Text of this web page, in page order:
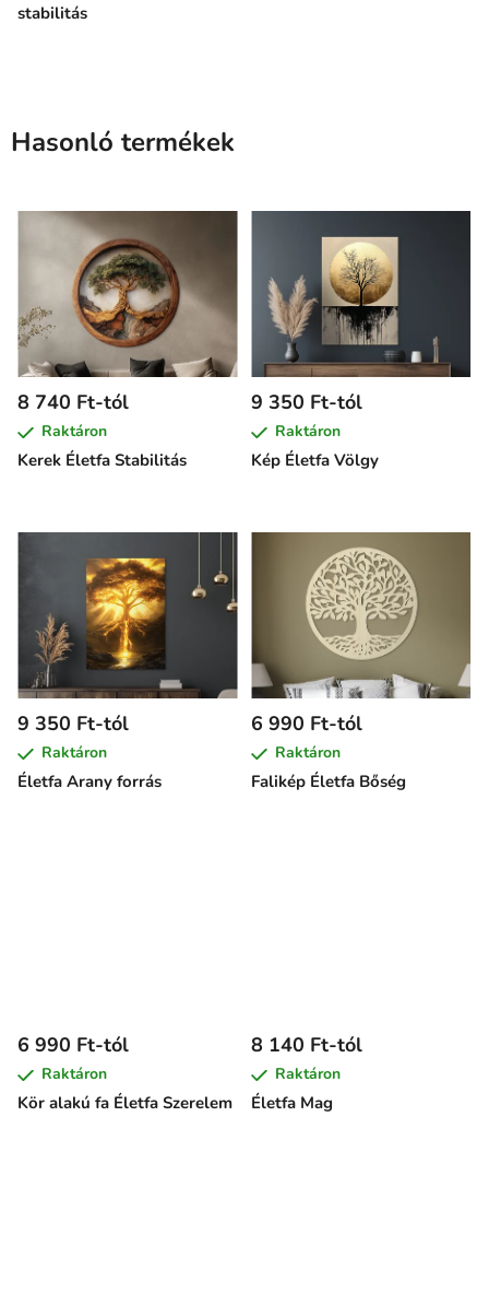
stabilitás
Hasonló termékek
Kerek Életfa Stabilitás
8 740 Ft-tól
Raktáron
Kép Életfa Völgy
9 350 Ft-tól
Raktáron
Életfa Arany forrás
9 350 Ft-tól
Raktáron
Falikép Életfa Bőség
6 990 Ft-tól
Raktáron
Kör alakú fa Életfa Szerelem
6 990 Ft-tól
Raktáron
Életfa Mag
8 140 Ft-tól
Raktáron